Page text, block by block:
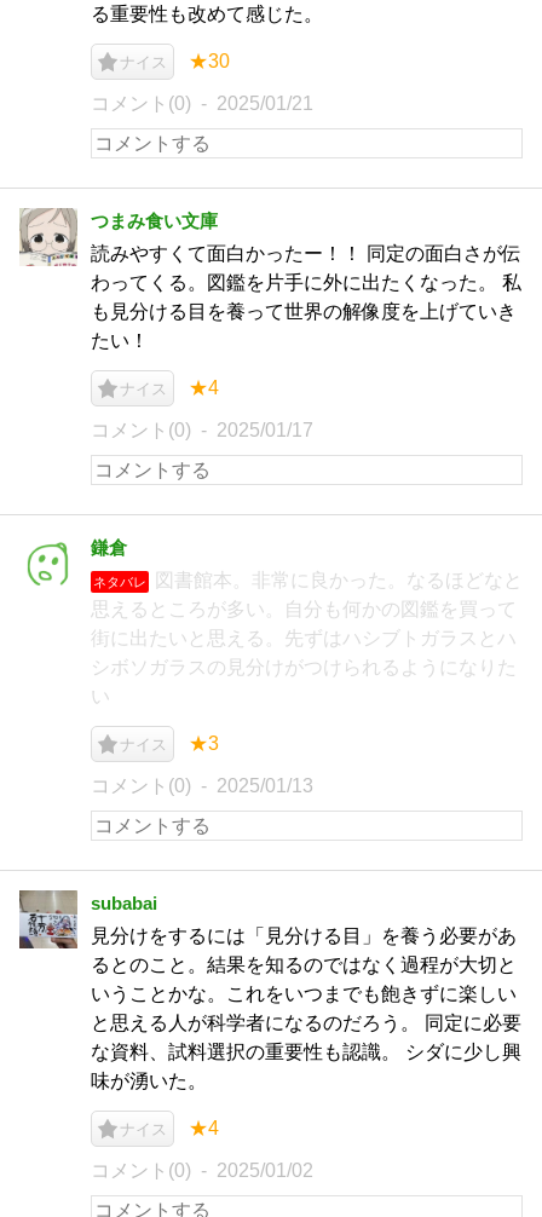
る重要性も改めて感じた。
ナイス ★30
コメント(0) 2025/01/21
つまみ食い文庫
読みやすくて面白かったー！！ 同定の面白さが伝
わってくる。図鑑を片手に外に出たくなった。 私
も見分ける目を養って世界の解像度を上げていき
たい！
ナイス ★4
コメント(0) 2025/01/17
鎌倉
ネタバレ
図書館本。非常に良かった。なるほどなと
思えるところが多い。自分も何かの図鑑を買って
街に出たいと思える。先ずはハシブトガラスとハ
シボソガラスの見分けがつけられるようになりた
い
ナイス ★3
コメント(0) 2025/01/13
subabai
見分けをするには「見分ける目」を養う必要があ
るとのこと。結果を知るのではなく過程が大切と
いうことかな。これをいつまでも飽きずに楽しい
と思える人が科学者になるのだろう。 同定に必要
な資料、試料選択の重要性も認識。 シダに少し興
味が湧いた。
ナイス ★4
コメント(0) 2025/01/02